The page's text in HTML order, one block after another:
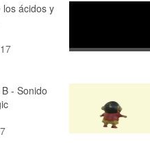
3:25 · 2014
chan
0:03 · 2015